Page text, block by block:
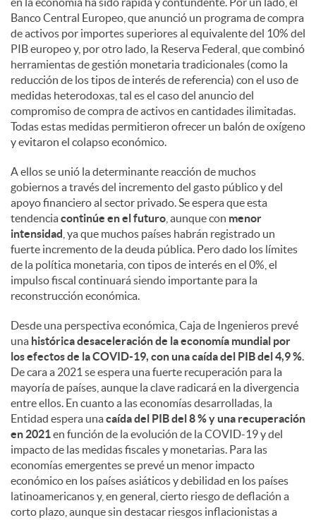
Banco Central Europeo, que anunció un programa de compra
de activos por importes superiores al equivalente del 10% del
PIB europeo y, por otro lado, la Reserva Federal, que combinó
herramientas de gestión monetaria tradicionales (como la
reducción de los tipos de interés de referencia) con el uso de
medidas heterodoxas, tal es el caso del anuncio del
compromiso de compra de activos en cantidades ilimitadas.
Todas estas medidas permitieron ofrecer un balón de oxígeno
y evitaron el colapso económico.
A ellos se unió la determinante reacción de muchos
gobiernos a través del incremento del gasto público y del
apoyo financiero al sector privado. Se espera que esta
tendenciacontinúe en el futuro , aunque con menor
intensidad , ya que muchos países habrán registrado un
fuerte incremento de la deuda pública. Pero dado los límites
de la política monetaria, con tipos de interés en el 0%, el
impulso fiscal continuará siendo importante para la
reconstrucción económica.
Desde una perspectiva económica, Caja de Ingenieros prevé
una histórica desaceleración de la economía mundial por
los efectos de la COVID-19, con una caída del PIB del 4,9 %.
De cara a 2021 se espera una fuerte recuperación para la
mayoría de países, aunque la clave radicará en la divergencia
entre ellos. En cuanto a las economías desarrolladas, la
Entidad espera unacaída del PIB del 8 % y una recuperación
en 2021en función de la evolución de la COVID-19 y del
impacto de las medidas fiscales y monetarias. Para las
economías emergentes se prevé un menor impacto
económico en los países asiáticos y debilidad en los países
latinoamericanos y, en general, cierto riesgo de deflación a
corto plazo, aunque sin destacar riesgos inflacionistas a